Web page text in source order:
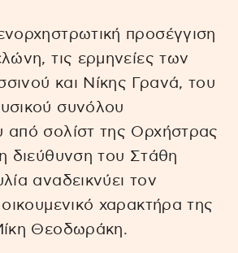
προσέγγιση
τις ερμηνείες των
και Νίκης Γρανά, του
συνόλου
από σολίστ της Ορχήστρας
διεύθυνση του Στάθη
αναδεικνύει τον
χαρακτήρα της
Θεοδωράκη.